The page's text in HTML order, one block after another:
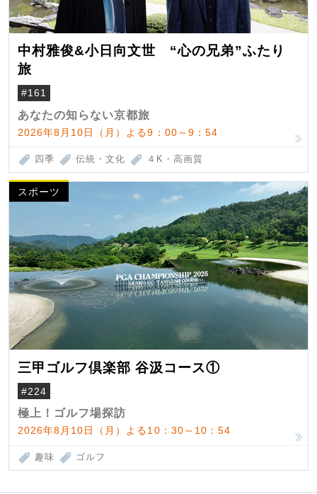
中村雅俊&小日向文世 “心の兄弟”ふたり
旅
#161
あなたの知らない京都旅
2026年8月10日（月）よる9：00～9：54
四季 伝統・文化 ４K・高画質
スポーツ
三甲ゴルフ倶楽部 谷汲コース①
#224
極上！ゴルフ場探訪
2026年8月10日（月）よる10：30～10：54
趣味 ゴルフ